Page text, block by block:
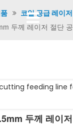
코일 공급 레이
두께 레이저 절단
두께 레이